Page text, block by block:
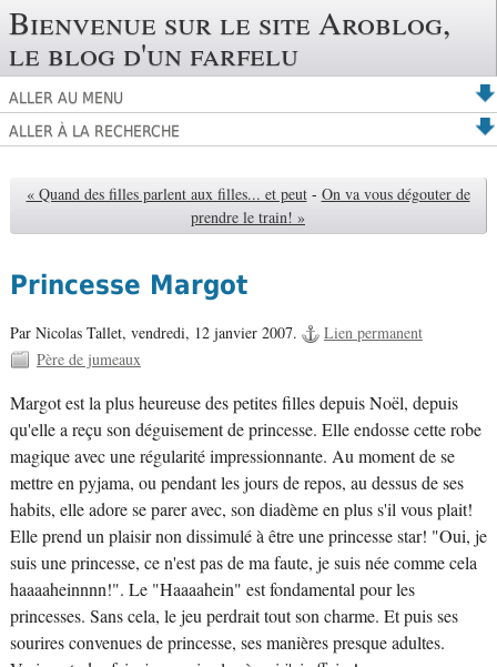
Bienvenue sur le site Aroblog,
le blog d'un farfelu
ALLER AU MENU
ALLER À LA RECHERCHE
« Quand des filles parlent aux filles... et peut - On va vous dégouter de
prendre le train! »
Princesse Margot
Par Nicolas Tallet, vendredi, 12 janvier 2007.
Lien permanent
Père de jumeaux
Margot est la plus heureuse des petites filles depuis Noël, depuis
qu'elle a reçu son déguisement de princesse. Elle endosse cette robe
magique avec une régularité impressionnante. Au moment de se
mettre en pyjama, ou pendant les jours de repos, au dessus de ses
habits, elle adore se parer avec, son diadème en plus s'il vous plait!
Elle prend un plaisir non dissimulé à être une princesse star! "Oui, je
suis une princesse, ce n'est pas de ma faute, je suis née comme cela
haaaaheinnnn!". Le "Haaaahein" est fondamental pour les
princesses. Sans cela, le jeu perdrait tout son charme. Et puis ses
sourires convenues de princesse, ses manières presque adultes.